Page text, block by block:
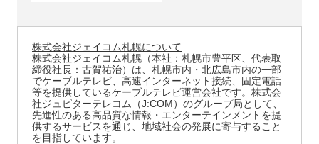
株式会社ジェイコム札幌について
株式会社ジェイコム札幌（本社：札幌市豊平区、代表取
締役社長：古賀祐治）は、札幌市内・北広島市内の一部
でケーブルテレビ、高速インターネット接続、固定電話
等を提供しているケーブルテレビ運営会社です。株式会
社ジュピターテレコム（J:COM）のグループ局として、
先進性のある高品質な情報・エンターテインメントを提
供するサービスを通じ、地域社会の発展に寄与すること
を目指しています。